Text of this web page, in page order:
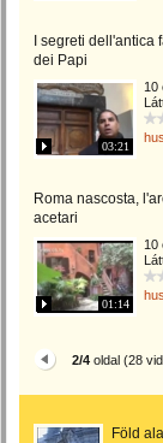
I segreti dell'antica
dei Papi
03:21
10
Roma nascosta,
acetari
01:14
10
2/4 oldal (28
Föld